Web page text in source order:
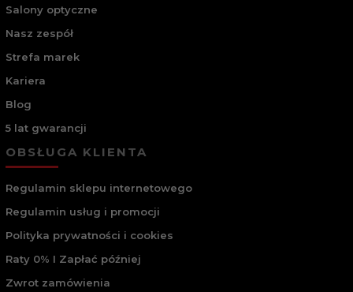
Salony optyczne
Nasz zespół
Strefa marek
Kariera
Blog
5 lat gwarancji
OBSŁUGA KLIENTA
Regulamin sklepu internetowego
Regulamin usług i promocji
Polityka prywatności i cookies
Raty 0% I Zapłać później
Zwrot zamówienia